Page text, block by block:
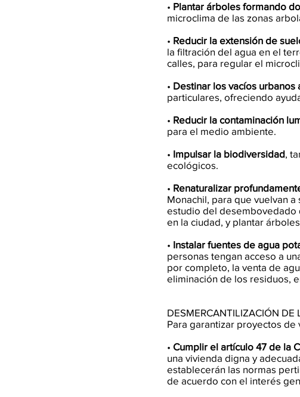
• Plantar árboles formando
microclima de las zonas
• Reducir la extensión de
la filtración del agua en el
calles, para regular el
• Destinar los vacíos
particulares, ofreciendo
• Reducir la contaminación
para el medio ambiente.
• Impulsar la biodiversidad,
ecológicos.
• Renaturalizar
Monachil, para que vuelvan
estudio del desembovedado
en la ciudad, y plantar
• Instalar fuentes de agua
personas tengan acceso a
por completo, la venta de
eliminación de los residuos,
DESMERCANTILIZACIÓN
Para garantizar proyectos de
• Cumplir el artículo 47 de la
una vivienda digna y
establecerán las normas
de acuerdo con el interés